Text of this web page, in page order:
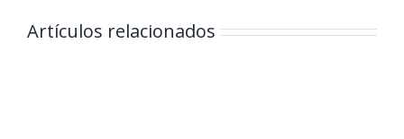
Artículos relacionados